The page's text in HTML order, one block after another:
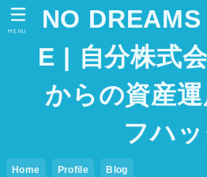
NO
E | 自分株式
からの資産
フハッ
Home Profile Blog
MENU